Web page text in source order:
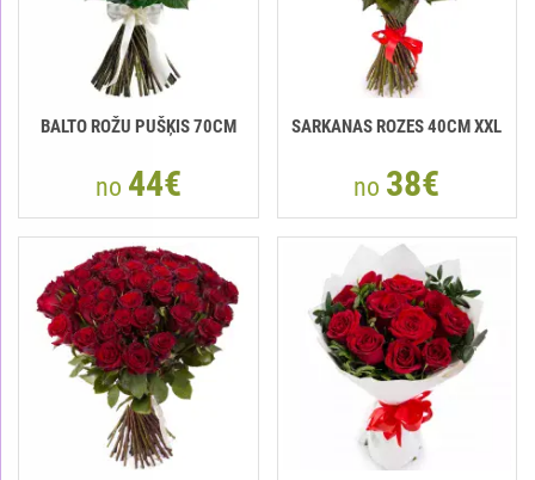
BALTO ROŽU PUŠĶIS 70CM
no 44€
SARKANAS ROZES 40CM XXL
no 38€